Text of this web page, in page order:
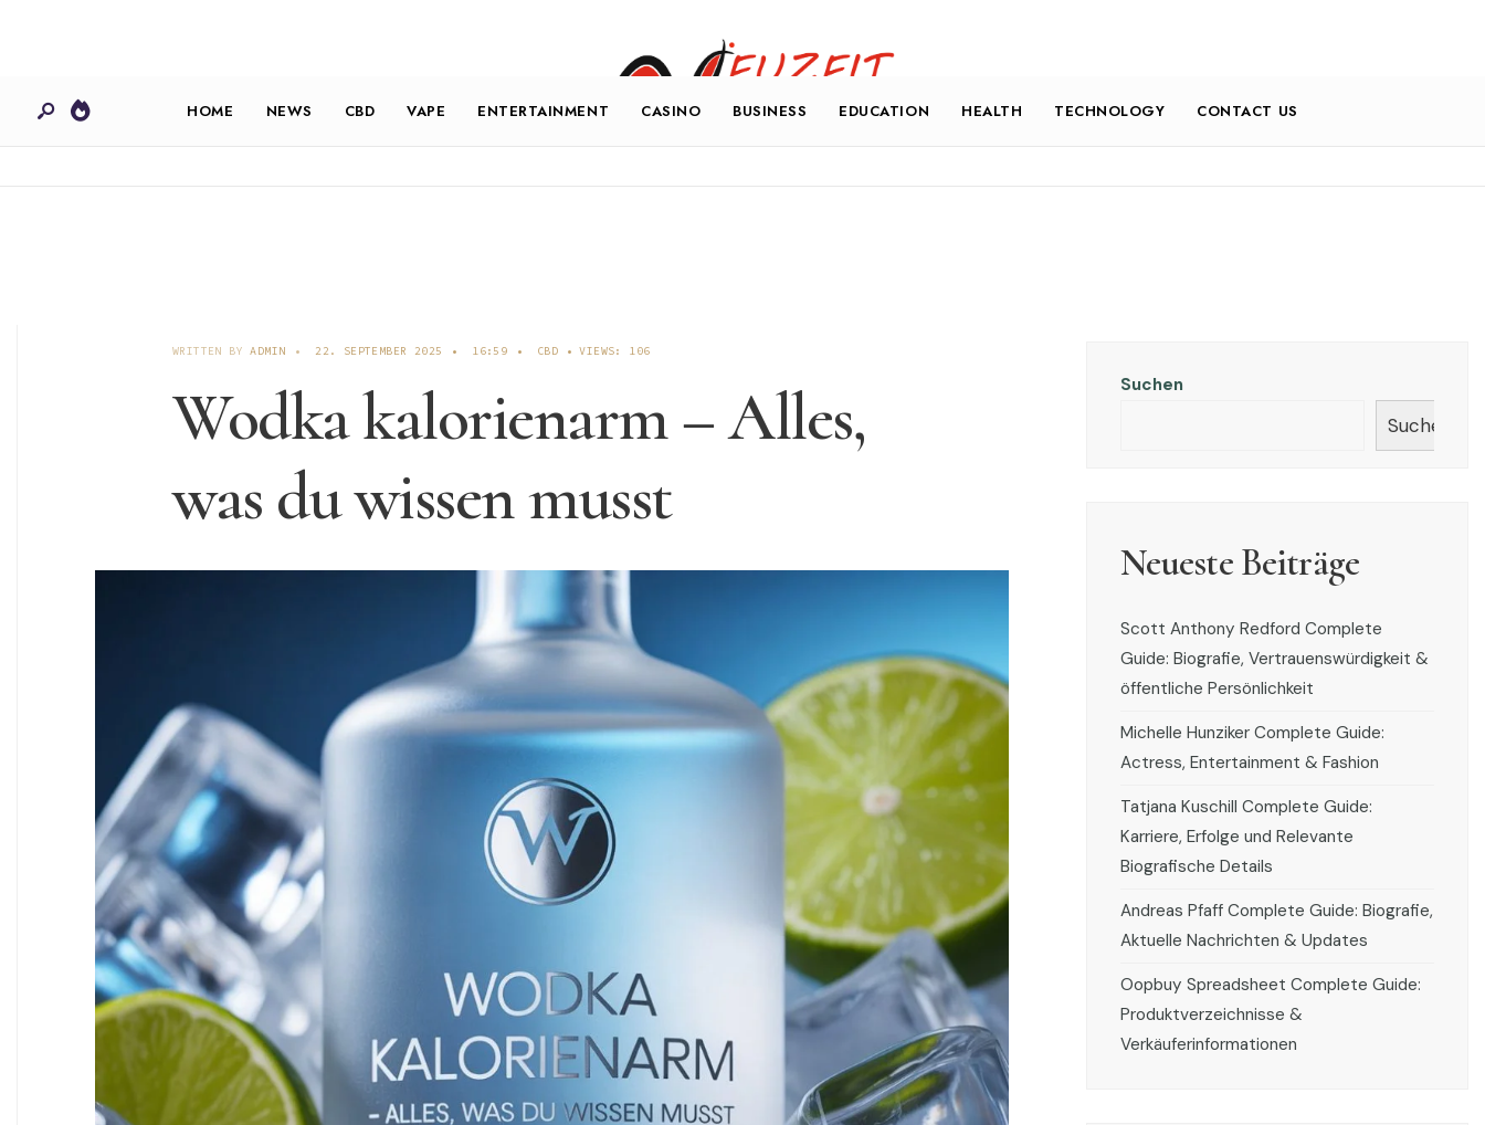
HOME NEWS CBD VAPE ENTERTAINMENT CASINO BUSINESS EDUCATION HEALTH TECHNOLOGY CONTACT US
WRITTEN BYADMIN • 22. SEPTEMBER 2025 • 16:59 • CBD •VIEWS: 106
Wodka kalorienarm – Alles,
was du wissen musst
Suchen
Suchen
Neueste Beiträge
Scott Anthony Redford Complete
Guide: Biografie, Vertrauenswürdigkeit &
öffentliche Persönlichkeit
Michelle Hunziker Complete Guide:
Actress, Entertainment & Fashion
Tatjana Kuschill Complete Guide:
Karriere, Erfolge und Relevante
Biografische Details
Andreas Pfaff Complete Guide: Biografie,
Aktuelle Nachrichten & Updates
Oopbuy Spreadsheet Complete Guide:
Produktverzeichnisse &
Verkäuferinformationen